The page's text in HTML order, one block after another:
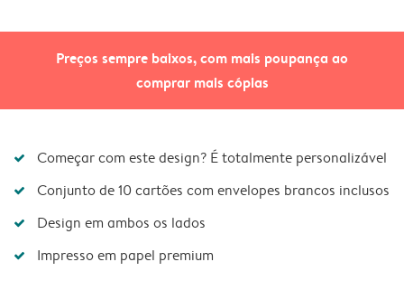
Preços sempre baixos, com mais poupança ao
comprar mais cópias
Começar com este design? É totalmente personalizável
Conjunto de 10 cartões com envelopes brancos inclusos
Design em ambos os lados
Impresso em papel premium